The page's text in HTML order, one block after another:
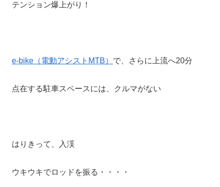
テンション爆上がり！
e-bike（電動アシストMTB） で、さらに上流へ20分
点在する駐車スペースには、クルマがない
はりきって、入渓
ウキウキでロッドを振る・・・・